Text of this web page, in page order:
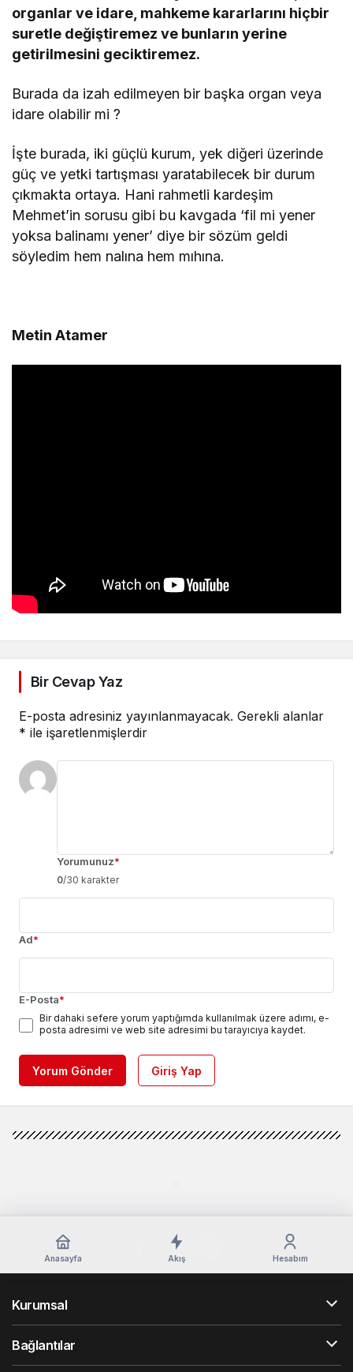
organlar ve idare, mahkeme kararlarını hiçbir
suretle değiştiremez ve bunların yerine
getirilmesini geciktiremez.
Burada da izah edilmeyen bir başka organ veya
idare olabilir mi ?
İşte burada, iki güçlü kurum, yek diğeri üzerinde
güç ve yetki tartışması yaratabilecek bir durum
çıkmakta ortaya. Hani rahmetli kardeşim
Mehmet’in sorusu gibi bu kavgada ‘fil mi yener
yoksa balinamı yener’ diye bir sözüm geldi
söyledim hem nalına hem mıhına.
Metin Atamer
Bir Cevap Yaz
E-posta adresiniz yayınlanmayacak. Gerekli alanlar
* ile işaretlenmişlerdir
Yorumunuz*
0/30 karakter
Ad*
E-Posta*
Bir dahaki sefere yorum yaptığımda kullanılmak üzere adımı, e-
posta adresimi ve web site adresimi bu tarayıcıya kaydet.
Yorum Gönder Giriş Yap
Anasayfa Akış Hesabım
Kurumsal
Bağlantılar